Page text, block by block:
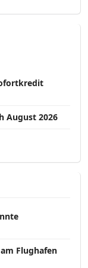
August 2026
Flughafen